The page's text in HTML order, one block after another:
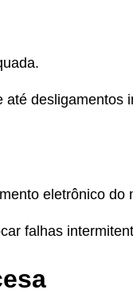
desligamentos
eletrônico do
falhas